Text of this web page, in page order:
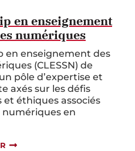
en enseignement
numériques
en enseignement des
(CLESSN) de
pôle d’expertise et
axés sur les défis
éthiques associés
numériques en